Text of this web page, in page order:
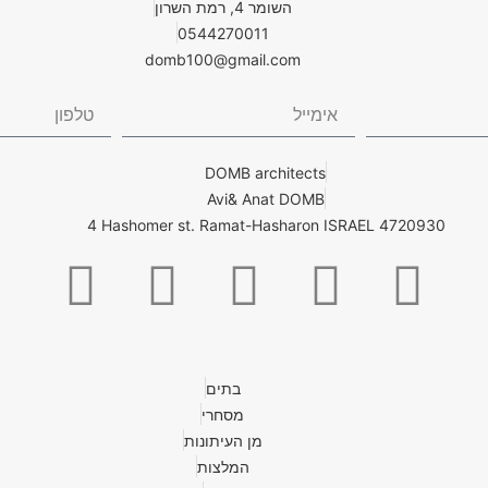
השומר 4, רמת השרון
0544270011
domb100@gmail.com
DOMB architects
Avi& Anat DOMB
4 Hashomer st. Ramat-Hasharon ISRAEL 4720930
בתים
מסחרי
מן העיתונות
המלצות